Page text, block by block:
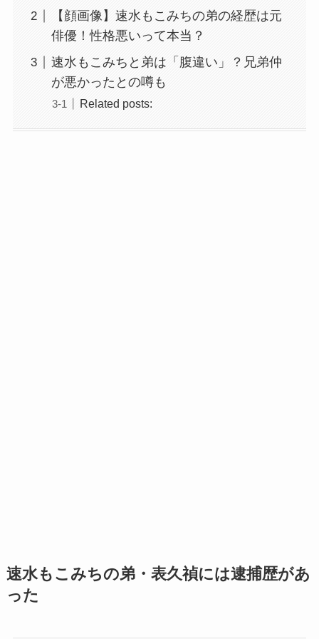
【顔画像】速水もこみちの弟の経歴は元
俳優！性格悪いって本当？
速水もこみちと弟は「腹違い」？兄弟仲
が悪かったとの噂も
Related posts:
速水もこみちの弟・表久禎には逮捕歴があ
った